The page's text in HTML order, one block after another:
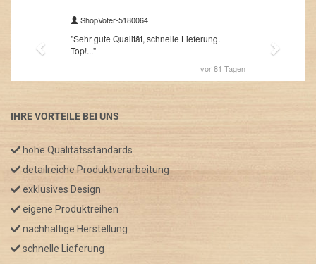
IHRE VORTEILE BEI UNS
hohe Qualitätsstandards
detailreiche Produktverarbeitung
exklusives Design
eigene Produktreihen
nachhaltige Herstellung
schnelle Lieferung